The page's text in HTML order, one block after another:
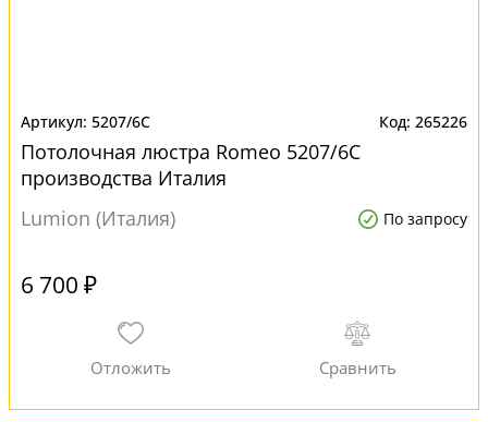
5207/6C 265226
Потолочная люстра Romeo 5207/6C
производства Италия
Lumion (Италия)
По запросу
6 700 ₽